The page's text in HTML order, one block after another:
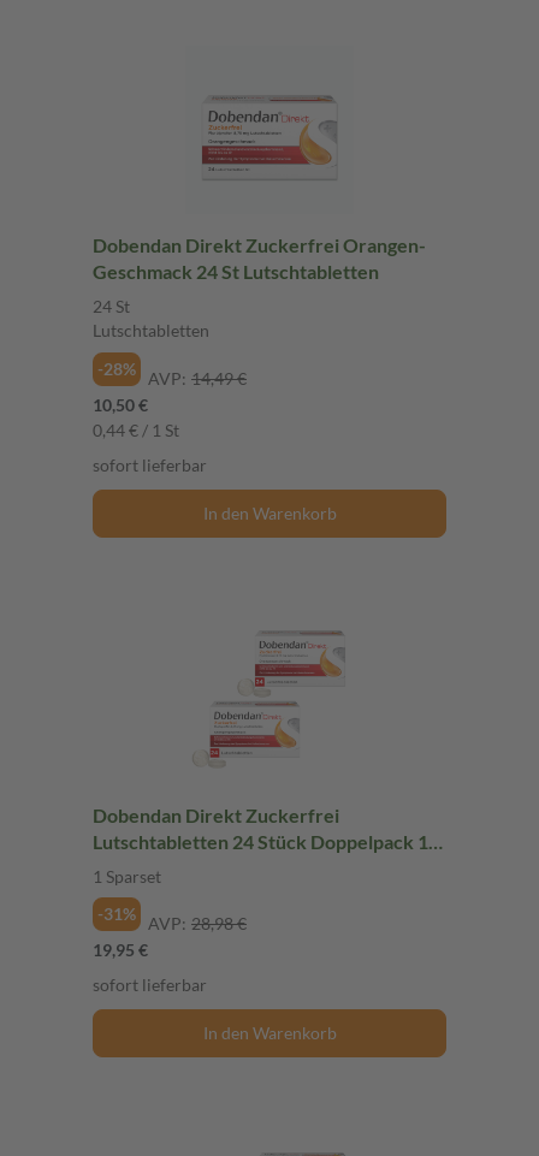
Dobendan Direkt Zuckerfrei Orangen-
Geschmack 24 St Lutschtabletten
24 St
Lutschtabletten
-28%
AVP: 14,49 €
10,50 €
0,44 € / 1 St
sofort lieferbar
In den Warenkorb
Dobendan Direkt Zuckerfrei
Lutschtabletten 24 Stück Doppelpack 1
Sparset
1 Sparset
-31%
AVP: 28,98 €
19,95 €
sofort lieferbar
In den Warenkorb